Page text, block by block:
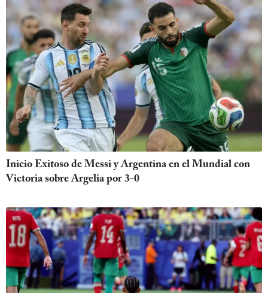
Inicio Exitoso de Messi y Argentina en el Mundial con
Victoria sobre Argelia por 3-0